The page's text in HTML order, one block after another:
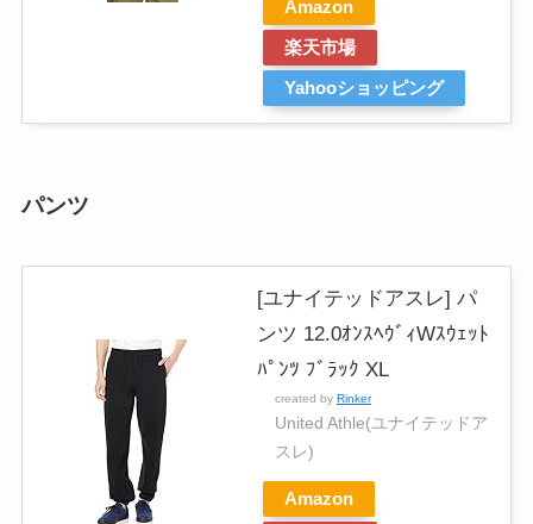
Amazon
楽天市場
Yahooショッピング
パンツ
[ユナイテッドアスレ] パ
ンツ 12.0ｵﾝｽﾍｳﾞｨWｽｳｪｯﾄ
ﾊﾟﾝﾂ ﾌﾞﾗｯｸ XL
created by Rinker
United Athle(ユナイテッドア
スレ)
Amazon